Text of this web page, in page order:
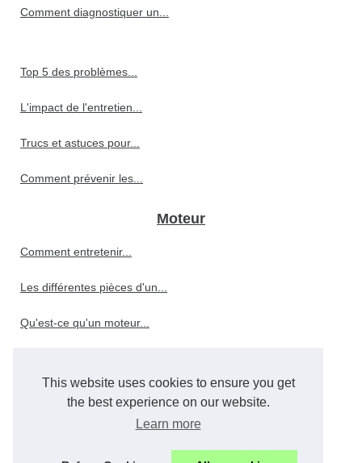
This website uses cookies to ensure you get
the best experience on our website.
Learn more
Comment diagnostiquer un...
Top 5 des problèmes...
L'impact de l'entretien...
Trucs et astuces pour...
Comment prévenir les...
Moteur
Comment entretenir...
Les différentes pièces d'un...
Qu'est-ce qu'un moteur...
Le rôle crucial de l'huile...
Comment choisir le meilleur...